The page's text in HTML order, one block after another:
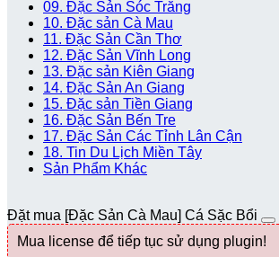
09. Đặc Sản Sóc Trăng
10. Đặc sản Cà Mau
11. Đặc Sản Cần Thơ
12. Đặc Sản Vĩnh Long
13. Đặc sản Kiên Giang
14. Đặc Sản An Giang
15. Đặc sản Tiền Giang
16. Đặc Sản Bến Tre
17. Đặc Sản Các Tỉnh Lân Cận
18. Tin Du Lịch Miền Tây
Sản Phẩm Khác
Đặt mua [Đặc Sản Cà Mau] Cá Sặc Bổi
Mua license để tiếp tục sử dụng plugin!